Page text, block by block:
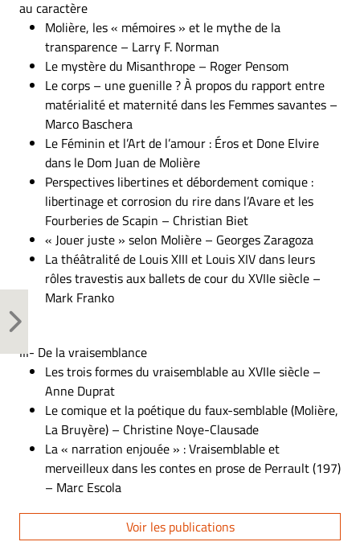
au caractère
Molière, les « mémoires » et le mythe de la
transparence – Larry F. Norman
Le mystère du Misanthrope – Roger Pensom
Le corps – une guenille ? À propos du rapport entre
matérialité et maternité dans les Femmes savantes –
Marco Baschera
Le Féminin et l’Art de l’amour : Éros et Done Elvire
dans le Dom Juan de Molière
Perspectives libertines et débordement comique :
libertinage et corrosion du rire dans l’Avare et les
Fourberies de Scapin – Christian Biet
« Jouer juste » selon Molière – Georges Zaragoza
La théâtralité de Louis XIII et Louis XIV dans leurs
rôles travestis aux ballets de cour du XVIIe siècle –
Mark Franko
III- De la vraisemblance
Les trois formes du vraisemblable au XVIIe siècle –
Anne Duprat
Le comique et la poétique du faux-semblable (Molière,
La Bruyère) – Christine Noye-Clausade
La « narration enjouée » : Vraisemblable et
merveilleux dans les contes en prose de Perrault (197)
– Marc Escola
Voir les publications